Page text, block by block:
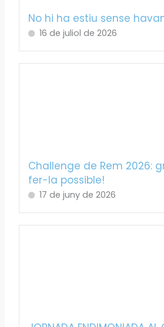
No hi ha estiu sense
16 de juliol de 2026
Challenge de Rem 2026:
fer-la possible!
17 de juny de 2026